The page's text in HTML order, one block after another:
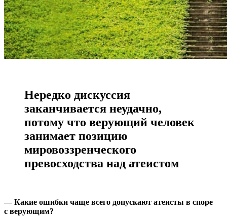
Нередко дискуссия
заканчивается неудачно,
потому что верующий человек
занимает позицию
мировоззренческого
превосходства над атеистом
— Какие ошибки чаще всего допускают атеисты в споре
с верующим?